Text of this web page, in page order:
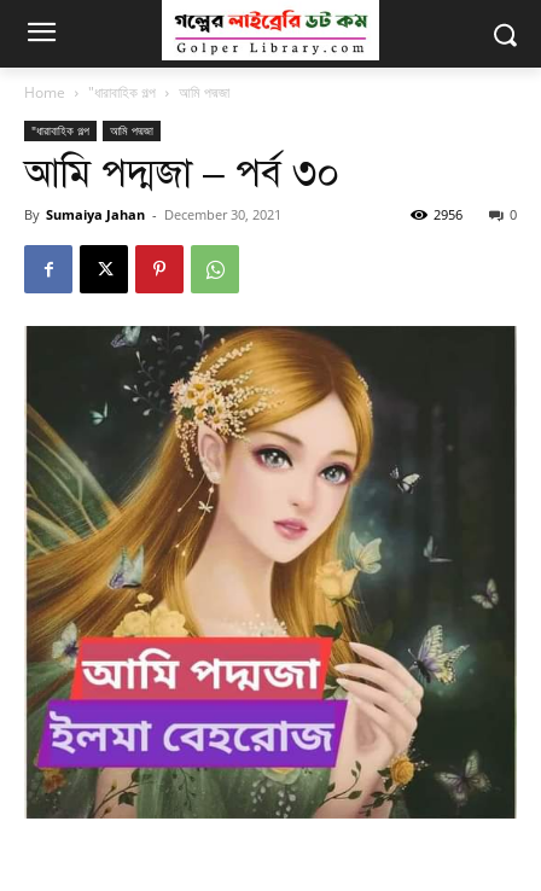
Home "ধারাবাহিক গল্প আমি পদ্মজা
"ধারাবাহিক গল্প আমি পদ্মজা
আমি পদ্মজা – পর্ব ৩০
By Sumaiya Jahan - December 30, 2021 0
2956